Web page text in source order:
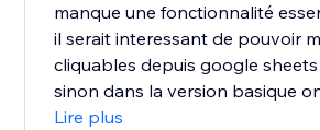
manque une fonctionnalité
il serait interessant de pouvoir
cliquables depuis google sheets
sinon dans la version basique
Lire plus